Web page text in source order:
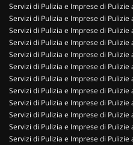
Servizi di Pulizia e Imprese di Pulizie
Servizi di Pulizia e Imprese di Pulizie
Servizi di Pulizia e Imprese di Pulizie
Servizi di Pulizia e Imprese di Pulizie
Servizi di Pulizia e Imprese di Pulizie
Servizi di Pulizia e Imprese di Pulizie
Servizi di Pulizia e Imprese di Pulizie
Servizi di Pulizia e Imprese di Pulizie
Servizi di Pulizia e Imprese di Pulizie
Servizi di Pulizia e Imprese di Pulizie
Servizi di Pulizia e Imprese di Pulizie
Servizi di Pulizia e Imprese di Pulizie